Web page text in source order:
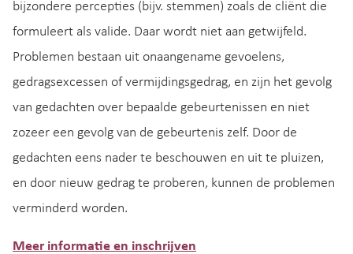
bijzondere percepties (bijv. stemmen) zoals de cliënt die
formuleert als valide. Daar wordt niet aan getwijfeld.
Problemen bestaan uit onaangename gevoelens,
gedragsexcessen of vermijdingsgedrag, en zijn het gevolg
van gedachten over bepaalde gebeurtenissen en niet
zozeer een gevolg van de gebeurtenis zelf. Door de
gedachten eens nader te beschouwen en uit te pluizen,
en door nieuw gedrag te proberen, kunnen de problemen
verminderd worden.
Meer informatie en inschrijven